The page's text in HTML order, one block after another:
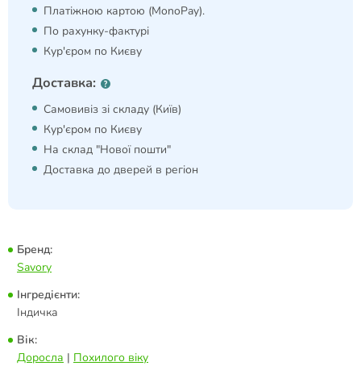
Платіжною картою (MonoPay).
По рахунку-фактурі
Кур'єром по Києву
Доставка:
Самовивіз зі складу (Київ)
Кур'єром по Києву
На склад "Нової пошти"
Доставка до дверей в регіон
Бренд:
Savory
Інгредієнти:
Індичка
Вік:
Доросла | Похилого віку